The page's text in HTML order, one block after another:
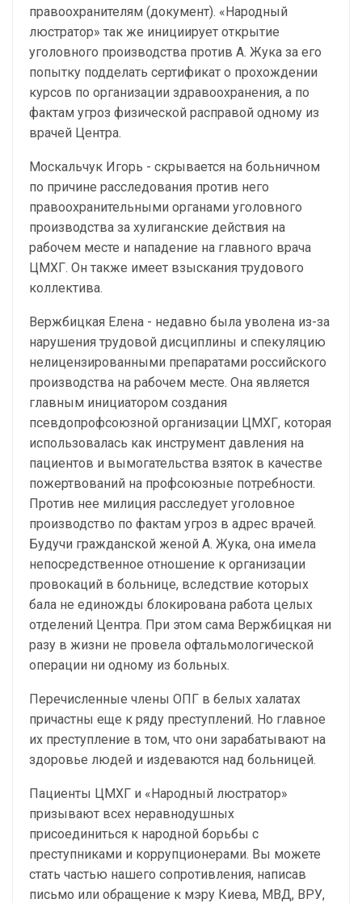
правоохранителям (документ). «Народный
люстратор» так же инициирует открытие
уголовного производства против А. Жука за его
попытку подделать сертификат о прохождении
курсов по организации здравоохранения, а по
фактам угроз физической расправой одному из
врачей Центра.
Москальчук Игорь - скрывается на больничном
по причине расследования против него
правоохранительными органами уголовного
производства за хулиганские действия на
рабочем месте и нападение на главного врача
ЦМХГ. Он также имеет взыскания трудового
коллектива.
Вержбицкая Елена - недавно была уволена из-за
нарушения трудовой дисциплины и спекуляцию
нелицензированными препаратами российского
производства на рабочем месте. Она является
главным инициатором создания
псевдопрофсоюзной организации ЦМХГ, которая
использовалась как инструмент давления на
пациентов и вымогательства взяток в качестве
пожертвований на профсоюзные потребности.
Против нее милиция расследует уголовное
производство по фактам угроз в адрес врачей.
Будучи гражданской женой А. Жука, она имела
непосредственное отношение к организации
провокаций в больнице, вследствие которых
бала не единожды блокирована работа целых
отделений Центра. При этом сама Вержбицкая ни
разу в жизни не провела офтальмологической
операции ни одному из больных.
Перечисленные члены ОПГ в белых халатах
причастны еще к ряду преступлений. Но главное
их преступление в том, что они зарабатывают на
здоровье людей и издеваются над больницей.
Пациенты ЦМХГ и «Народный люстратор»
призывают всех неравнодушных
присоединиться к народной борьбы с
преступниками и коррупционерами. Вы можете
стать частью нашего сопротивления, написав
письмо или обращение к мэру Киева, МВД, ВРУ,